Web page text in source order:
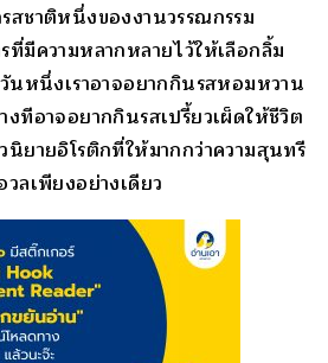
สชาติหนึ่งของงานวรรณกรรม
ที่มีความหลากหลายไว้ให้เลือกลิ้ม
นหนึ่งเราอาจอยากกินรสหอมหวาน
ทีอาจอยากกินรสเปรี้ยวเผ็ดให้ชีวิต
ยายอิโรติกที่ให้มากกว่าความสุนทรี
ลเพียงอย่างเดียว